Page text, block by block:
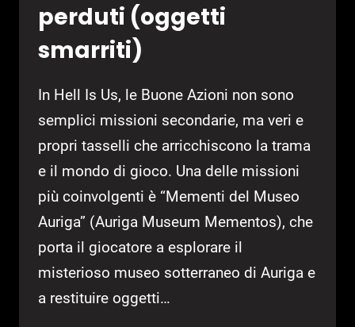
perduti (oggetti
smarriti)
In Hell Is Us, le Buone Azioni non sono
semplici missioni secondarie, ma veri e
propri tasselli che arricchiscono la trama
e il mondo di gioco. Una delle missioni
più coinvolgenti è “Mementi del Museo
Auriga” (Auriga Museum Mementos), che
porta il giocatore a esplorare il
misterioso museo sotterraneo di Auriga e
a restituire oggetti…